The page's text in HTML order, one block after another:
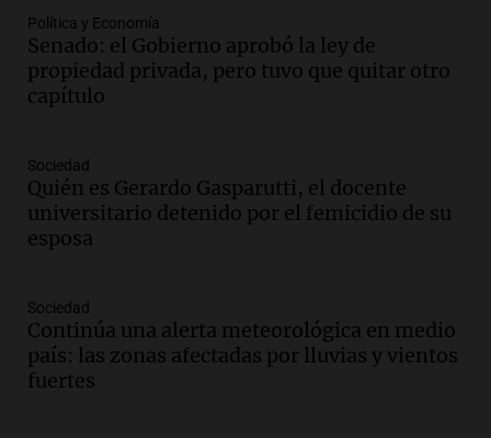
en suspenso a hombre por simular robo
de recaudación en San Luis
Panorama Federal
Episodios
ayuda por problemas de fertilidad y la
ostentación de millonarios
Amamos Argentina
Episodios
avanza con testimonios clave sobre el
accidente en Villa Dolores
Panorama Federal
Política y Economía
Senado: el Gobierno aprobó la ley de
propiedad privada, pero tuvo que quitar otro
capítulo
Sociedad
Quién es Gerardo Gasparutti, el docente
universitario detenido por el femicidio de su
esposa
Sociedad
Continúa una alerta meteorológica en medio
país: las zonas afectadas por lluvias y vientos
fuertes